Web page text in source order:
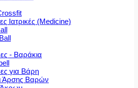
Ιατρικές (Medicine)
- Βαράκια
για Βάρη
Άρσης Βαρών